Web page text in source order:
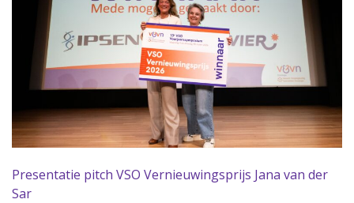
Presentatie pitch VSO Vernieuwingsprijs Jana van der
Sar